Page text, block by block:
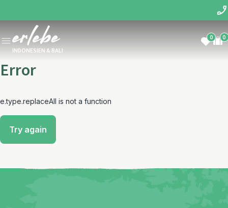
INDONESIEN & BALI
0 0
Error
e.type.replaceAll is not a function
Try again